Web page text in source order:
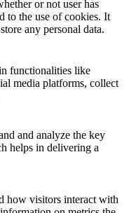
or not user has
to the use of cookies. It
any personal data.
functionalities like
media platforms, collect
and analyze the key
helps in delivering a
how visitors interact with